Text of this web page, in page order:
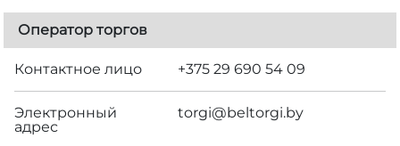
Оператор торгов
Контактное лицо +375 29 690 54 09
Электронный
адрес
torgi@beltorgi.by